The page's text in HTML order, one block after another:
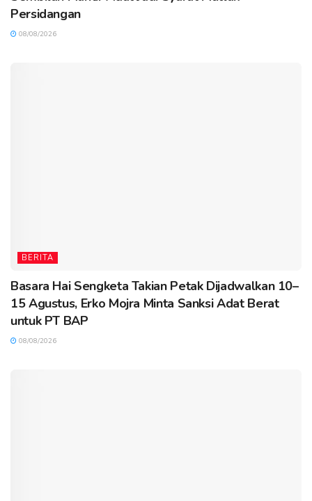
Persidangan
08/08/2026
BERITA
Basara Hai Sengketa Takian Petak Dijadwalkan 10–
15 Agustus, Erko Mojra Minta Sanksi Adat Berat
untuk PT BAP
08/08/2026